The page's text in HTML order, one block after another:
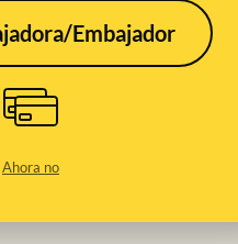
Embajador
Ahora no
10.000€ que cobró por
This content has not
dona los 10.000€ que cobró
dinero irá destinado a las viudas